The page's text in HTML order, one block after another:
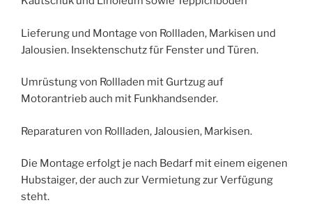
Lieferung und Montage von Rollladen, Markisen und
Jalousien. Insektenschutz für Fenster und Türen.
Umrüstung von Rollladen mit Gurtzug auf
Motorantrieb auch mit Funkhandsender.
Reparaturen von Rollladen, Jalousien, Markisen.
Die Montage erfolgt je nach Bedarf mit einem eigenen
Hubstaiger, der auch zur Vermietung zur Verfügung
steht.